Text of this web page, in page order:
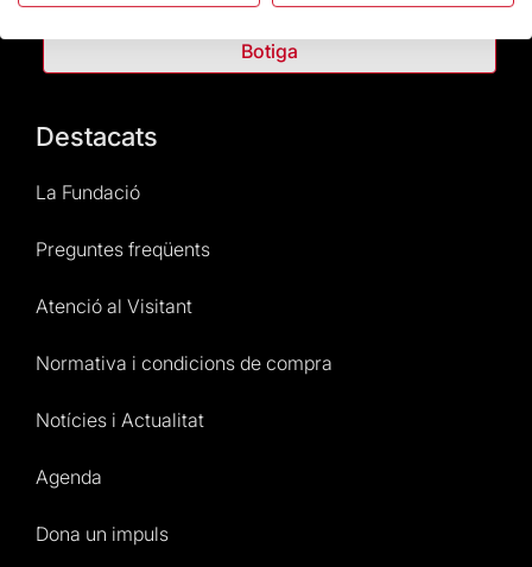
Botiga
Destacats
La Fundació
Preguntes freqüents
Atenció al Visitant
Normativa i condicions de compra
Notícies i Actualitat
Agenda
Dona un impuls